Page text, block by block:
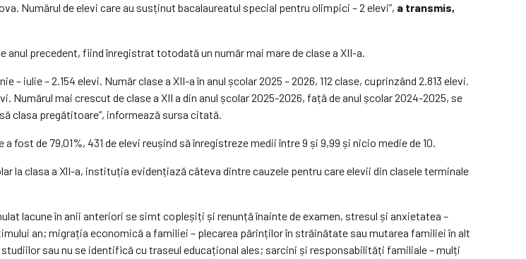
Numărul de elevi care au susținut bacalaureatul special pentru olimpici – 2 elevi”, a transmis,
precedent, fiind înregistrat totodată un număr mai mare de clase a XII-a.
iulie – 2.154 elevi. Număr clase a XII-a în anul școlar 2025 – 2026, 112 clase, cuprinzând 2.813 elevi.
Numărul mai crescut de clase a XII a din anul școlar 2025-2026, față de anul școlar 2024-2025, se
clasa pregătitoare”, informează sursa citată.
de 79,01%, 431 de elevi reușind să înregistreze medii între 9 și 9,99 și nicio medie de 10.
la clasa a XlI-a, instituția evidențiază câteva dintre cauzele pentru care elevii din clasele terminale
lacune în anii anteriori se simt copleșiți și renunță înainte de examen, stresul și anxietatea –
an; migrația economică a familiei – plecarea părinților în străinătate sau mutarea familiei în alt
sau nu se identifică cu traseul educațional ales; sarcini și responsabilități familiale – mulți